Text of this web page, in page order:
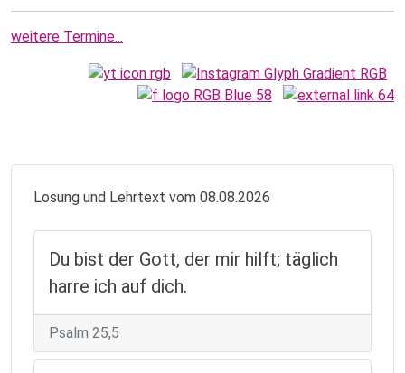
weitere Termine...
Losung und Lehrtext vom 08.08.2026
Du bist der Gott, der mir hilft; täglich
harre ich auf dich.
Psalm 25,5